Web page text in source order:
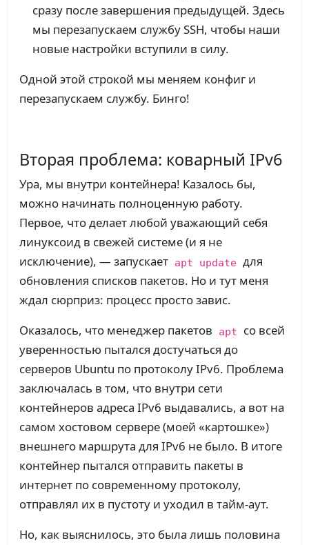
сразу после завершения предыдущей. Здесь
мы перезапускаем службу SSH, чтобы наши
новые настройки вступили в силу.
Одной этой строкой мы меняем конфиг и
перезапускаем службу. Бинго!
Вторая проблема: коварный IPv6
Ура, мы внутри контейнера! Казалось бы,
можно начинать полноценную работу.
Первое, что делает любой уважающий себя
линуксоид в свежей системе (и я не
исключение), — запускает apt update для
обновления списков пакетов. Но и тут меня
ждал сюрприз: процесс просто завис.
Оказалось, что менеджер пакетов
apt
со всей
уверенностью пытался достучаться до
серверов Ubuntu по протоколу IPv6. Проблема
заключалась в том, что внутри сети
контейнеров адреса IPv6 выдавались, а вот на
самом хостовом сервере (моей «картошке»)
внешнего маршрута для IPv6 не было. В итоге
контейнер пытался отправить пакеты в
интернет по современному протоколу,
отправлял их в пустоту и уходил в тайм-аут.
Но, как выяснилось, это была лишь половина